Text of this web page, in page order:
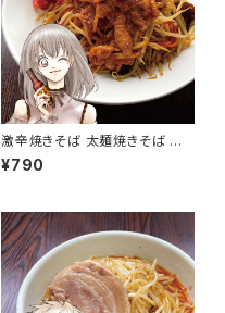
激辛焼きそば 太麺焼きそば 具
材付き 辛杉家の憂鬱2nd 辛す
ぎInspire 凛-RIN- ニンニク背
¥790